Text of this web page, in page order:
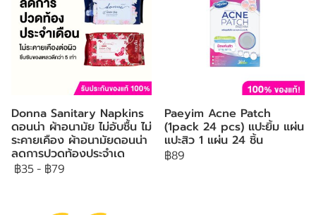
Donna Sanitary Napkins
ดอนน่า ผ้าอนามัย ไม่อับชื้น ไม่
ระคายเคือง ผ้าอนามัยดอนน่า
ลดการปวดท้องประจำเด
฿35- ฿79
Paeyim Acne Patch
(1pack 24 pcs) แปะยิ้ม แผ่น
แปะสิว 1 แผ่น 24 ชิ้น
฿89